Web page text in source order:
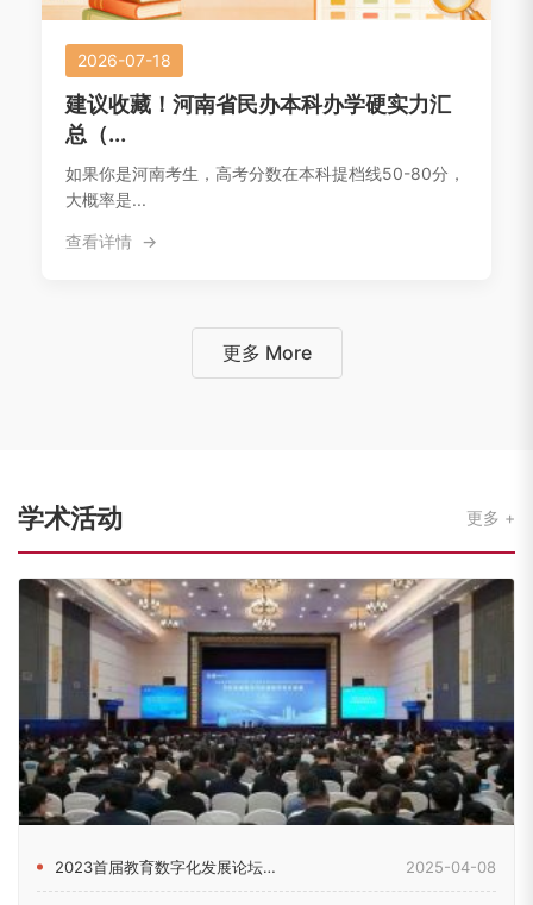
2026-07-18
建议收藏！河南省民办本科办学硬实力汇
总（...
如果你是河南考生，高考分数在本科提档线50-80分，
大概率是...
查看详情
更多 More
学术活动 更多
2023首届教育数字化发展论坛在郑州举行 2025-04-08